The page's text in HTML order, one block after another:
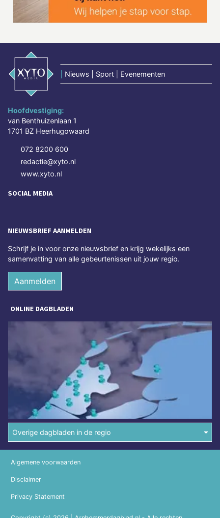
Nieuws | Sport | Evenementen
Hoofdvestiging:
van Benthuizenlaan 1
1701 BZ Heerhugowaard
072 8200 600
redactie@xyto.nl
www.xyto.nl
SOCIAL MEDIA
NIEUWSBRIEF AANMELDEN
Schrijf je in voor onze nieuwsbrief en krijg wekelijks een
samenvatting van alle gebeurtenissen uit jouw regio.
Aanmelden
ONLINE DAGBLADEN
Overige dagbladen in de regio
Algemene voorwaarden
Disclaimer
Privacy Statement